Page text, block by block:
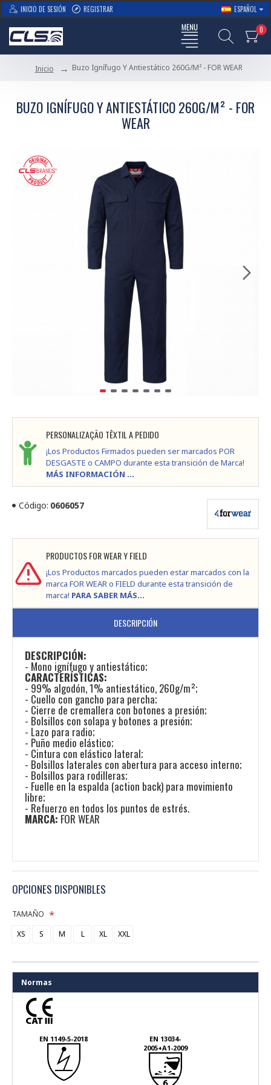
INICIO DE SESIÓN REGISTRAR ESPAÑOL
0
Inicio Buzo Ignífugo Y Antiestático 260G/M² - FOR WEAR
BUZO IGNÍFUGO Y ANTIESTÁTICO 260G/M² - FOR
WEAR
PERSONALIZAÇÃO TÊXTIL A PEDIDO
¡Los Productos Firmados pueden ser marcados POR
DESGASTE o CAMPO durante esta transición de Marca!
MÁS INFORMACIÓN ...
Código: 0606057
PRODUCTOS FOR WEAR Y FIELD
¡Los Productos marcados pueden estar marcados con la
marca FOR WEAR o FIELD durante esta transición de
marca! PARA SABER MÁS...
DESCRIPCIÓN
DESCRIPCIÓN:
- Mono ignífugo y antiestático;
CARACTERÍSTICAS:
- 99% algodón, 1% antiestático, 260g/m²;
- Cuello con gancho para percha;
- Cierre de cremallera con botones a presión;
- Bolsillos con solapa y botones a presión;
- Lazo para radio;
- Puño medio elástico;
- Cintura con elástico lateral;
- Bolsillos laterales con abertura para acceso interno;
- Bolsillos para rodilleras;
- Fuelle en la espalda (action back) para movimiento
libre;
- Refuerzo en todos los puntos de estrés.
MARCA: FOR WEAR
OPCIONES DISPONIBLES
TAMAÑO
XS
S M L XL XXL
Normas
EN 1149-5-2018
EN 13034-
2005+A1-2009